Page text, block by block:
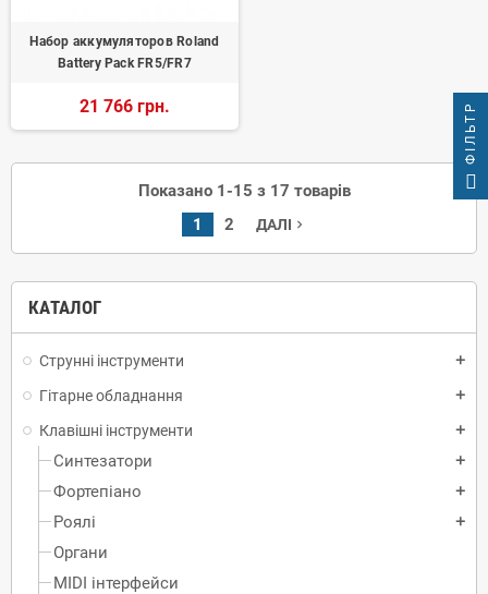
КАТАЛОГ
Струнні інструменти add
Гітарне обладнання add
Клавішні інструменти add
Синтезатори add
Фортепіано add
Роялі add
Органи
MIDI інтерфейси
Набор аккумуляторов Roland
Battery Pack FR5/FR7
21 766 грн.
Показано 1-15 з 17 товарів
1
2 ДАЛІ navigate_next
ФІЛЬТР